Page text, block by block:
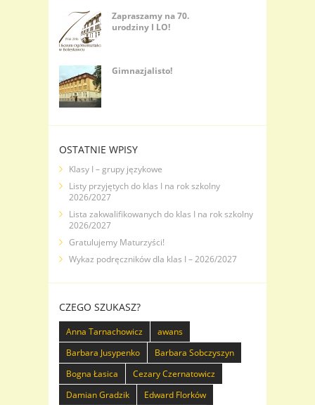
Zapraszamy na 70.
urodziny I LO!
Gimnazjalisto!
OSTATNIE WPISY
Klasy I – grupy językowe
Listy przyjętych do klas I na rok szkolny
2026/2027
Lista zakwalifikowanych do klas I na rok szkolny
2026/2027
Gratulujemy Maturzyści!
Wykaz podręczników dla klas I – 2026/2027
CZEGO SZUKASZ?
Anna Tarnachowicz
awans
Barbara Jusypenko
Barbara Sobczyszyn
Bogna Łasica
Cezary Czernatowicz
Damian Gradzik
Edward Florków